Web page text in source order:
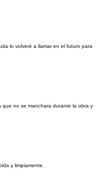
lo volveré a llamar en el futuro para
que no se manchara durante la obra y
y limpiamente.